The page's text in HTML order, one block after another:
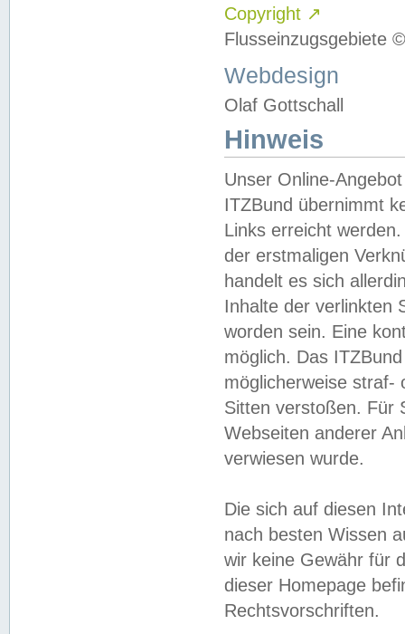
Copyright ↗
Flusseinzugsgebiete
Webdesign
Olaf Gottschall
Hinweis
Unser Online-
ITZBund übernimmt
Links erreicht
der erstmaligen
handelt es sich
Inhalte der verlinkten
worden sein. Eine
möglich. Das
möglicherweise straf-
Sitten verstoßen. Für
Webseiten anderer
verwiesen wurde.
Die sich auf diesen
nach besten Wissen
wir keine Gewähr für
dieser Homepage
Rechtsvorschriften.